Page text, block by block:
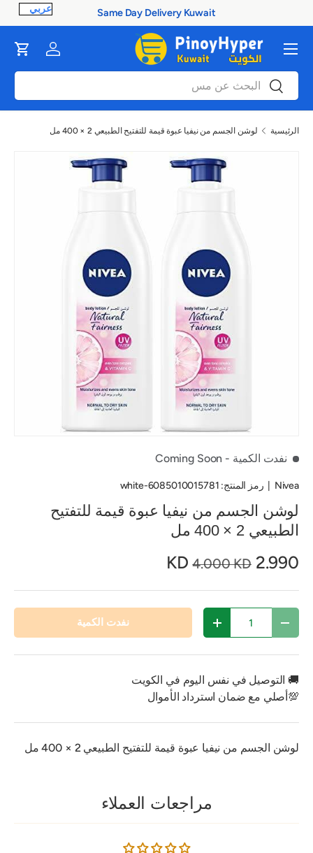
Same Day Delivery Kuwait
بحث بحث
Log in
Cart القائمة
الرئيسية لوشن الجسم من نيفيا عبوة قيمة للتفتيح الطبيعي 2 × 400 مل
نفدت الكمية - Coming Soon
Nivea رمز المنتج: 6085010015781-white
لوشن الجسم من نيفيا عبوة قيمة للتفتيح
الطبيعي 2 × 400 مل
2.990 KD
4.000 KD
تقليل الكمية زيادة الكمية نفدت الكمية
🚚 التوصيل في نفس اليوم في الكويت
💯أصلي مع ضمان استرداد الأموال
لوشن الجسم من نيفيا عبوة قيمة للتفتيح الطبيعي 2 × 400 مل
مراجعات العملاء